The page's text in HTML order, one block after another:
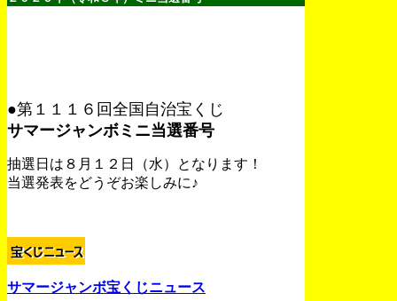
●第１１１６回全国自治宝くじ
サマージャンボミニ当選番号
抽選日は８月１２日（水）となります！
当選発表をどうぞお楽しみに♪
サマージャンボ宝くじニュース